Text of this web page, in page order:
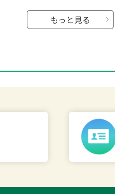
もっと見る